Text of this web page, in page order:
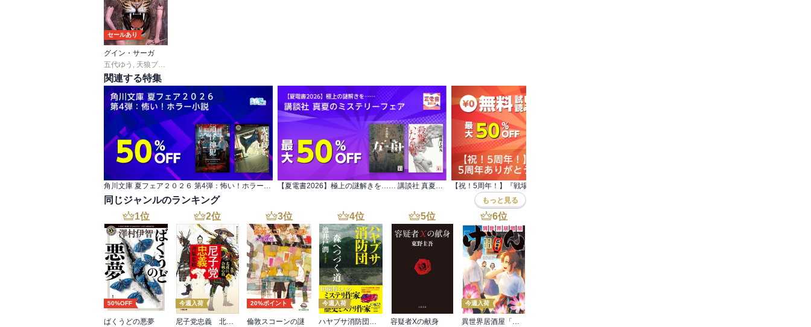
セールあり
グイン・サーガ
五代ゆう
天狼プロダクション
関連する特集
同じジャンルのランキング もっと見る
1位
50%OFF
ばくうどの悪夢
2位
今週入荷
尼子党忠義 北近江合戦心得〈八〉
3位
20%ポイント
倫敦スコーンの謎
4位
今週入荷
ハヤブサ消防団 森へつづく道
5位
容疑者Xの献身
6位
今週入荷
異世界居酒屋「げん」三杯目